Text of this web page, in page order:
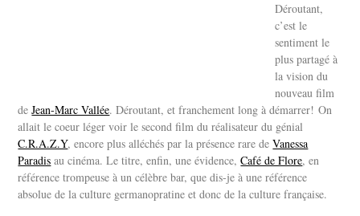
Déroutant,
c’est le
sentiment le
plus partagé à
la vision du
nouveau film
deJean-Marc Vallée. Déroutant, et franchement long à démarrer! On
allait le coeur léger voir le second film du réalisateur du génial
C.R.A.Z.Y, encore plus alléchés par la présence rare deVanessa
Paradis au cinéma. Le titre, enfin, une évidence,Café de Flore, en
référence trompeuse à un célèbre bar, que dis-je à une référence
absolue de la culture germanopratine et donc de la culture française.